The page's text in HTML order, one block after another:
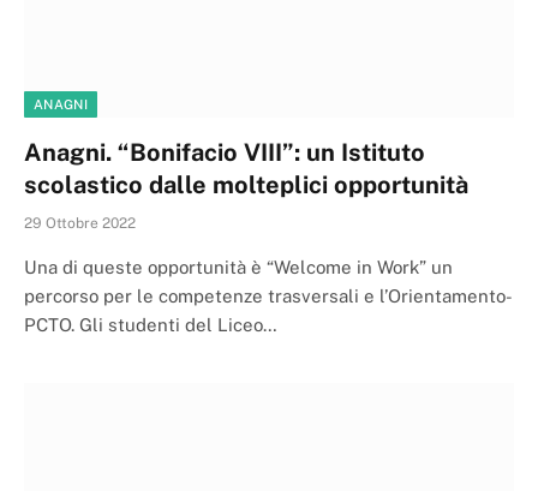
ANAGNI
Anagni. “Bonifacio VIII”: un Istituto
scolastico dalle molteplici opportunità
29 Ottobre 2022
Una di queste opportunità è “Welcome in Work” un
percorso per le competenze trasversali e l’Orientamento-
PCTO. Gli studenti del Liceo…